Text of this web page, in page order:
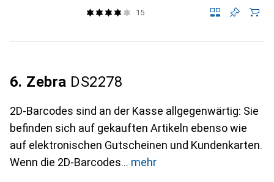
15
6. Zebra DS2278
2D-Barcodes sind an der Kasse allgegenwärtig: Sie
befinden sich auf gekauften Artikeln ebenso wie
auf elektronischen Gutscheinen und Kundenkarten.
Wenn die 2D-Barcodes
mehr